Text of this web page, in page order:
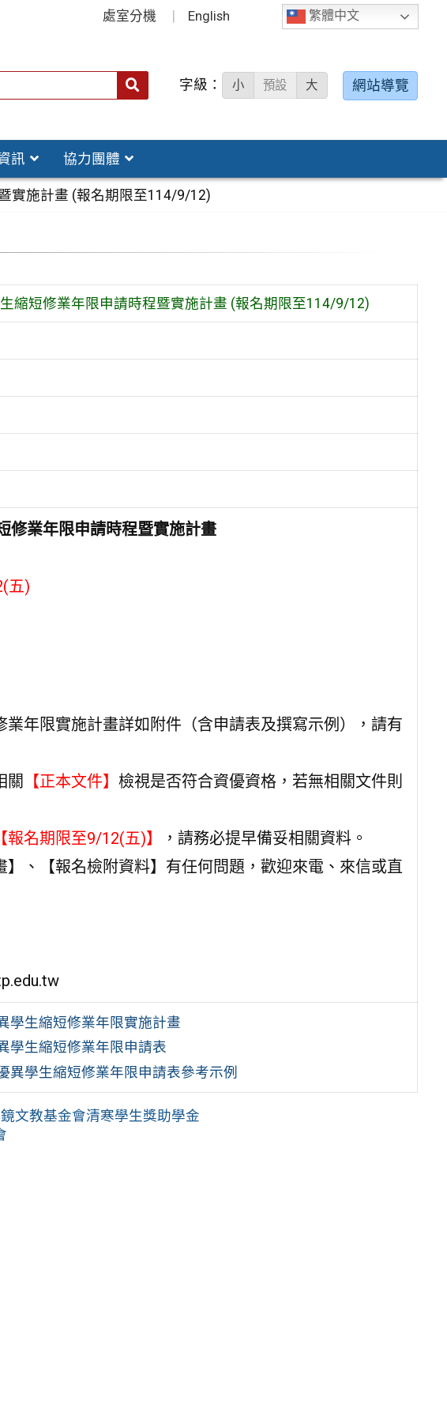
繁體中文
處室分機 English
字級： 小 預設 大 網站導覽
訊 協力團體
實施計畫 (報名期限至114/9/12)
縮短修業年限申請時程暨實施計畫 (報名期限至114/9/12)
修業年限申請時程暨實施計畫
五)
年限實施計畫詳如附件（含申請表及撰寫示例），請有
關
【正本文件】 檢視是否符合資優資格，若無相關文件則
【報名期限至9/12(五)】
，請務必提早備妥相關資料。
、【報名檢附資料】有任何問題，歡迎來電、來信或直
學生縮短修業年限實施計畫
學生縮短修業年限申請表
異學生縮短修業年限申請表參考示例
文教基金會清寒學生獎助學金